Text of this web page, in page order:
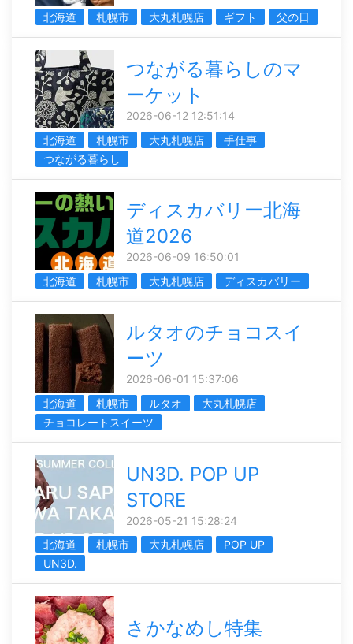
北海道 札幌市 大丸札幌店 ギフト 父の日
つながる暮らしのマ
ーケット
2026-06-12 12:51:14
北海道
札幌市 大丸札幌店
手仕事
つながる暮らし
ディスカバリー北海
道2026
2026-06-09 16:50:01
北海道
札幌市 大丸札幌店 ディスカバリー
ルタオのチョコスイ
ーツ
2026-06-01 15:37:06
北海道
札幌市 ルタオ
大丸札幌店
チョコレートスイーツ
UN3D. POP UP
STORE
2026-05-21 15:28:24
北海道
札幌市 大丸札幌店
POP UP
UN3D.
さかなめし特集